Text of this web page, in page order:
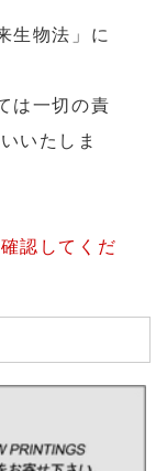
生物法」に
は一切の責
いたしま
認してくだ